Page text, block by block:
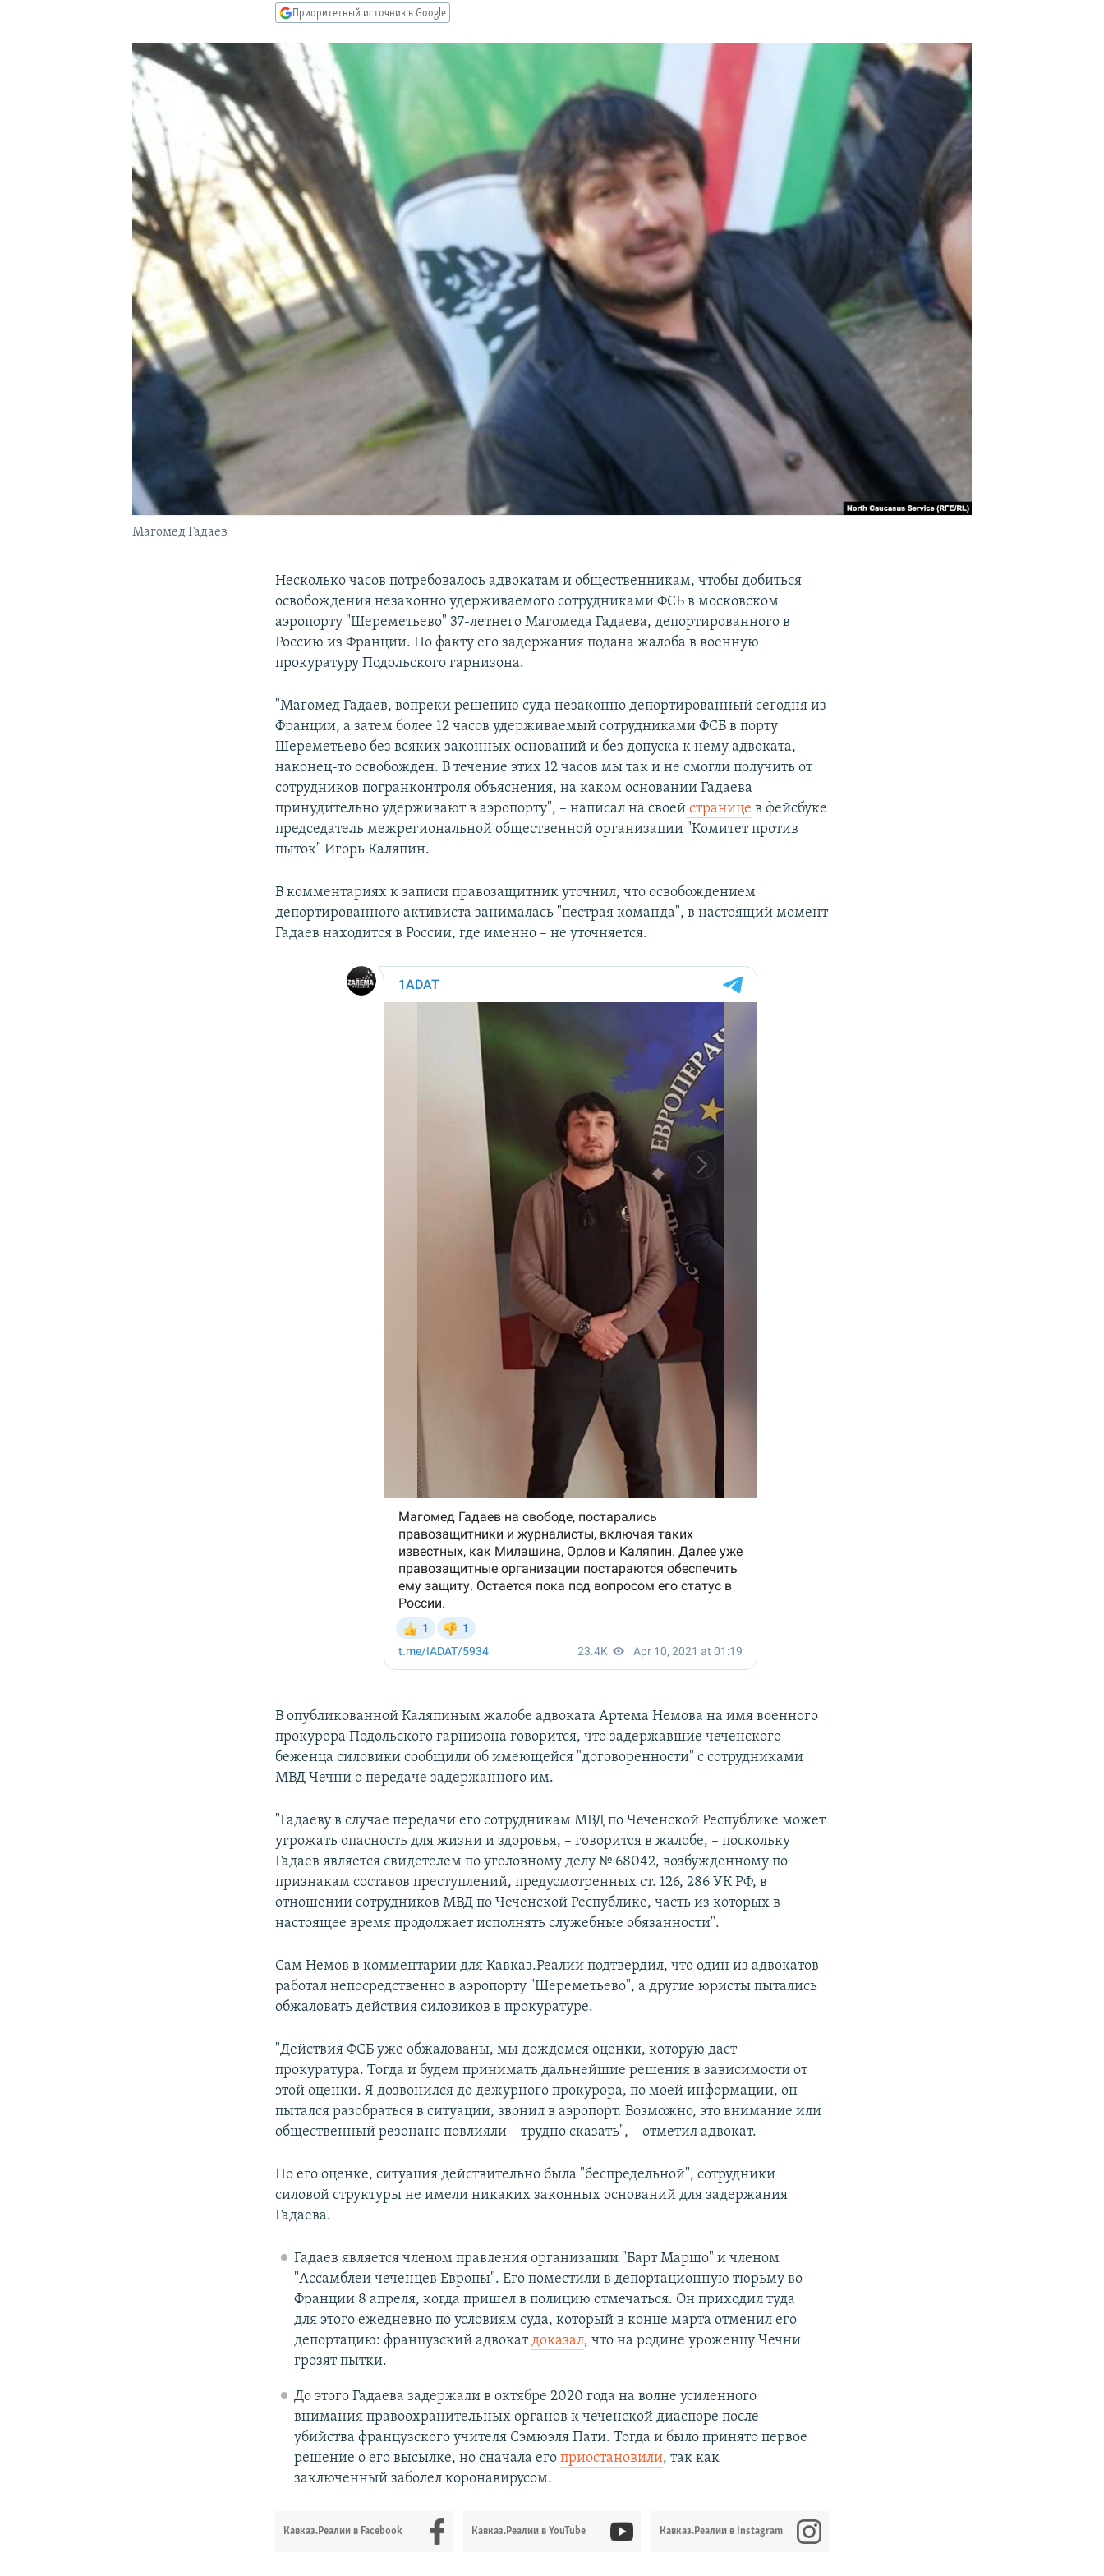
Приоритетный источник в Google
Магомед Гадаев
Несколько часов потребовалось адвокатам и общественникам, чтобы добиться
освобождения незаконно удерживаемого сотрудниками ФСБ в московском
аэропорту "Шереметьево" 37-летнего Магомеда Гадаева, депортированного в
Россию из Франции. По факту его задержания подана жалоба в военную
прокуратуру Подольского гарнизона.
"Магомед Гадаев, вопреки решению суда незаконно депортированный сегодня из
Франции, а затем более 12 часов удерживаемый сотрудниками ФСБ в порту
Шереметьево без всяких законных оснований и без допуска к нему адвоката,
наконец-то освобожден. В течение этих 12 часов мы так и не смогли получить от
сотрудников погранконтроля объяснения, на каком основании Гадаева
принудительно удерживают в аэропорту", – написал на своей странице в фейсбуке
председатель межрегиональной общественной организации "Комитет против
пыток" Игорь Каляпин.
В комментариях к записи правозащитник уточнил, что освобождением
депортированного активиста занималась "пестрая команда", в настоящий момент
Гадаев находится в России, где именно – не уточняется.
В опубликованной Каляпиным жалобе адвоката Артема Немова на имя военного
прокурора Подольского гарнизона говорится, что задержавшие чеченского
беженца силовики сообщили об имеющейся "договоренности" с сотрудниками
МВД Чечни о передаче задержанного им.
"Гадаеву в случае передачи его сотрудникам МВД по Чеченской Республике может
угрожать опасность для жизни и здоровья, – говорится в жалобе, – поскольку
Гадаев является свидетелем по уголовному делу № 68042, возбужденному по
признакам составов преступлений, предусмотренных ст. 126, 286 УК РФ, в
отношении сотрудников МВД по Чеченской Республике, часть из которых в
настоящее время продолжает исполнять служебные обязанности".
Сам Немов в комментарии для Кавказ.Реалии подтвердил, что один из адвокатов
работал непосредственно в аэропорту "Шереметьево", а другие юристы пытались
обжаловать действия силовиков в прокуратуре.
"Действия ФСБ уже обжалованы, мы дождемся оценки, которую даст
прокуратура. Тогда и будем принимать дальнейшие решения в зависимости от
этой оценки. Я дозвонился до дежурного прокурора, по моей информации, он
пытался разобраться в ситуации, звонил в аэропорт. Возможно, это внимание или
общественный резонанс повлияли – трудно сказать", – отметил адвокат.
По его оценке, ситуация действительно была "беспредельной", сотрудники
силовой структуры не имели никаких законных оснований для задержания
Гадаева.
Гадаев является членом правления организации "Барт Маршо" и членом
"Ассамблеи чеченцев Европы". Его поместили в депортационную тюрьму во
Франции 8 апреля, когда пришел в полицию отмечаться. Он приходил туда
для этого ежедневно по условиям суда, который в конце марта отменил его
депортацию: французский адвокатдоказал, что на родине уроженцу Чечни
грозят пытки.
До этого Гадаева задержали в октябре 2020 года на волне усиленного
внимания правоохранительных органов к чеченской диаспоре после
убийства французского учителя Сэмюэля Пати. Тогда и было принято первое
решение о его высылке, но сначала его приостановили, так как
заключенный заболел коронавирусом.
Кавказ.Реалии в Facebook Кавказ.Реалии в YouTube Кавказ.Реалии в Instagram